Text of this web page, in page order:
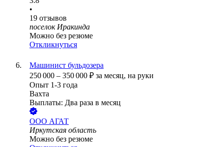
•
19 отзывов
поселок Иракинда
Можно без резюме
Откликнуться
Машинист бульдозера
250 000 – 350 000 ₽ за месяц, на руки
Опыт 1-3 года
Вахта
Выплаты: Два раза в месяц
ООО АГАТ
Иркутская область
Можно без резюме